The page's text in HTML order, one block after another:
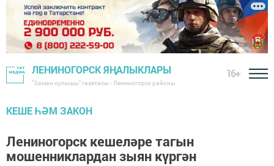
ЛЕНИНОГОРСК ЯҢАЛЫКЛАРЫ
"Заман сулышы" газетасы - Лениногорск районы
16+
КЕШЕ ҺӘМ ЗАКОН
Лениногорск кешеләре тагын
мошенниклардан зыян күргән